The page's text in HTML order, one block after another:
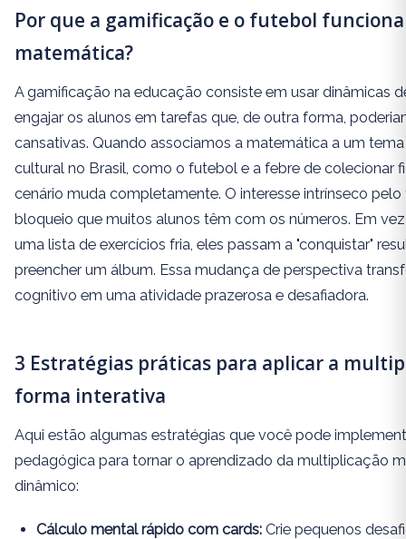
Por que a gamificação e o futebol
matemática?
A gamificação na educação consiste em usar dinâmicas
engajar os alunos em tarefas que, de outra forma,
cansativas. Quando associamos a matemática a um
cultural no Brasil, como o futebol e a febre de colecionar
cenário muda completamente. O interesse intrínseco
bloqueio que muitos alunos têm com os números. Em
uma lista de exercícios fria, eles passam a "conquistar"
preencher um álbum. Essa mudança de perspectiva
cognitivo em uma atividade prazerosa e desafiadora.
3 Estratégias práticas para aplicar a
forma interativa
Aqui estão algumas estratégias que você pode
pedagógica para tornar o aprendizado da multiplicação
dinâmico:
Cálculo mental rápido com cards: Crie pequenos